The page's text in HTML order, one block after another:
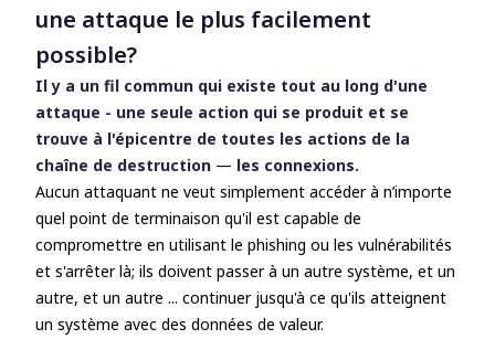
une attaque le plus facilement
possible?
Il y a un fil commun qui existe tout au long d'une
attaque - une seule action qui se produit et se
trouve à l'épicentre de toutes les actions de la
chaîne de destruction — les connexions.
Aucun attaquant ne veut simplement accéder à n’importe
quel point de terminaison qu'il est capable de
compromettre en utilisant le phishing ou les vulnérabilités
et s'arrêter là; ils doivent passer à un autre système, et un
autre, et un autre ... continuer jusqu'à ce qu'ils atteignent
un système avec des données de valeur.